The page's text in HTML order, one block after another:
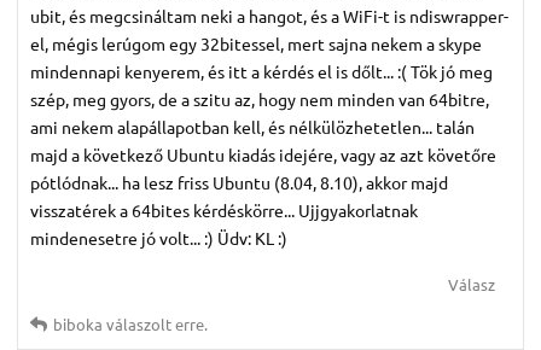
ubit, és megcsináltam neki a hangot, és a WiFi-t is ndiswrapper-
el, mégis lerúgom egy 32bitessel, mert sajna nekem a skype
mindennapi kenyerem, és itt a kérdés el is dőlt... :( Tök jó meg
szép, meg gyors, de a szitu az, hogy nem minden van 64bitre,
ami nekem alapállapotban kell, és nélkülözhetetlen... talán
majd a következő Ubuntu kiadás idejére, vagy az azt követőre
pótlódnak... ha lesz friss Ubuntu (8.04, 8.10), akkor majd
visszatérek a 64bites kérdéskörre... Ujjgyakorlatnak
mindenesetre jó volt... :) Üdv: KL :)
Válasz
biboka válaszolt erre.